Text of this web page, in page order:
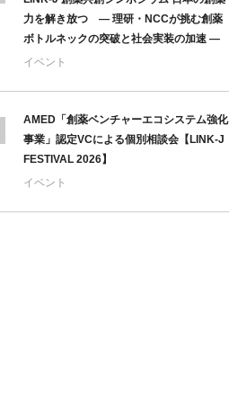
力を解き放つ ― 理研・NCCが挑む創薬
ボトルネックの突破と社会実装の加速 ―
イベント
AMED「創薬ベンチャーエコシステム強化
事業」認定VCによる個別相談会【LINK-J
FESTIVAL 2026】
イベント